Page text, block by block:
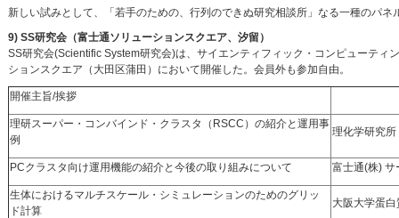
新しい試みとして、「若手のための、行列のできぬ研究相談所」なる一種のパネ
9) SS研究会（富士通ソリューションスクエア、汐留）
SS研究会(Scientific System研究会)は、サイエンティフィック・コンピューテ
ションスクエア（大田区蒲田）において開催した。会員外も参加自由。
開催主旨/挨拶
理研スーパー・コンバインド・クラスタ（RSCC）の紹介と運用事
例
理化学研究
PCクラスタ向け運用機能の紹介と今後の取り組みについて 富士通(株)
生体におけるマルチスケール・シミュレーションのためのグリッ
ド計算
大阪大学蛋